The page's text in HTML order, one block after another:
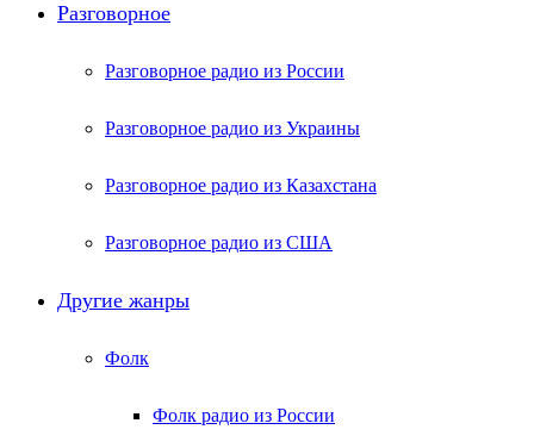
Разговорное
Разговорное радио из России
Разговорное радио из Украины
Разговорное радио из Казахстана
Разговорное радио из США
Другие жанры
Фолк
Фолк радио из России